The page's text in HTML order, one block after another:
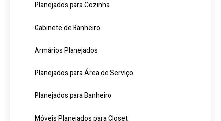
Planejados para Cozinha
Gabinete de Banheiro
Armários Planejados
Planejados para Área de Serviço
Planejados para Banheiro
Móveis Planejados para Closet